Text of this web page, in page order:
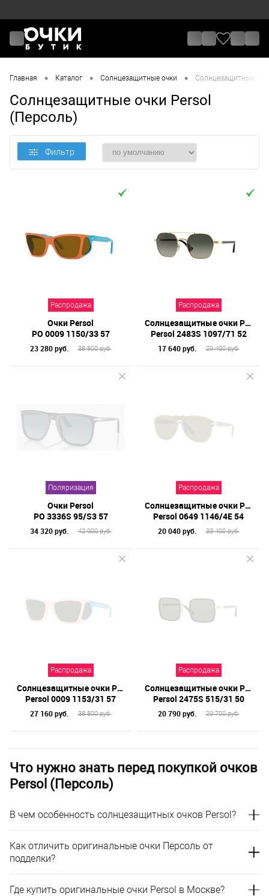
Главная • Каталог • Солнцезащитные очки • Солнцезащитные
Солнцезащитные очки Persol
(Персоль)
Цена
Назначение / Пол
Материал линз
Форма оправы
Цвет линз
Материал оправы
Фильтр
Распродажа
Очки Persol
PO 0009 1150/33 57
23 280 руб. 38 800 руб.
Распродажа
Солнцезащитные очки Persol
Persol 2483S 1097/71 52
17 640 руб. 29 400 руб.
Поляризация
Очки Persol
PO 3336S 95/S3 57
34 320 руб. 42 900 руб.
Распродажа
Солнцезащитные очки Persol
Persol 0649 1146/4E 54
20 040 руб. 33 400 руб.
Распродажа
Солнцезащитные очки Persol
Persol 0009 1153/31 57
27 160 руб. 38 800 руб.
Распродажа
Солнцезащитные очки Persol
Persol 2475S 515/31 50
20 790 руб. 29 700 руб.
Что нужно знать перед покупкой очков
Persol (Персоль)
В чем особенность солнцезащитных очков Persol?
Как отличить оригинальные очки Персоль от
подделки?
Где купить оригинальные очки Persol в Москве?